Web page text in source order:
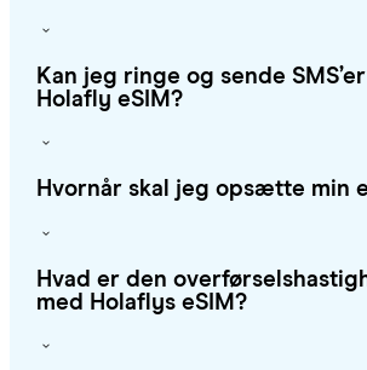
Kan jeg ringe og sende
Holafly eSIM?
Hvornår skal jeg opsætte min
Hvad er den
med Holaflys eSIM?